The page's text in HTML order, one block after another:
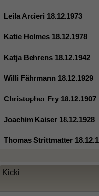
Leila Arcieri 18.12.1973
Katie Holmes 18.12.1978
Katja Behrens 18.12.1942
Willi Fährmann 18.12.1929
Christopher Fry 18.12.1907
Joachim Kaiser 18.12.1928
Thomas Strittmatter
Kicki